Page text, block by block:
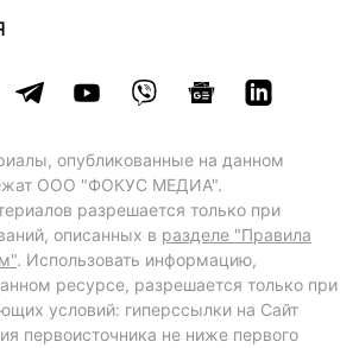
опубликованные на данном
ООО "ФОКУС МЕДИА".
разрешается только при
описанных в разделе "Правила
. Использовать информацию,
ресурсе, разрешается только при
условий: гиперссылки на Сайт
первоисточника не ниже первого